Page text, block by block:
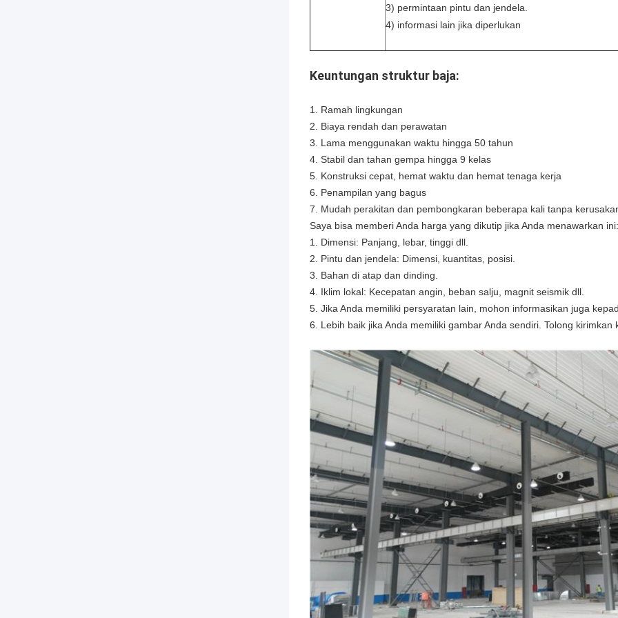
3) permintaan pintu dan jendela.
4) informasi lain jika diperlukan
Keuntungan struktur baja:
1. Ramah lingkungan
2. Biaya rendah dan perawatan
3. Lama menggunakan waktu hingga 50 tahun
4. Stabil dan tahan gempa hingga 9 kelas
5. Konstruksi cepat, hemat waktu dan hemat tenaga kerja
6. Penampilan yang bagus
7. Mudah perakitan dan pembongkaran beberapa kali tanpa
Saya bisa memberi Anda harga yang dikutip jika Anda menawarkan ini:
1. Dimensi: Panjang, lebar, tinggi dll.
2. Pintu dan jendela: Dimensi, kuantitas, posisi.
3. Bahan di atap dan dinding.
4. Iklim lokal: Kecepatan angin, beban salju, magnit seismik dll.
5. Jika Anda memiliki persyaratan lain, mohon informasikan juga
6. Lebih baik jika Anda memiliki gambar Anda sendiri. Tolong kirimkan